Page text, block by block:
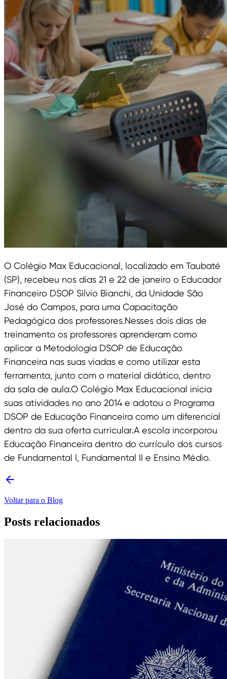
O Colégio Max Educacional, localizado em Taubaté
(SP), recebeu nos dias 21 e 22 de janeiro o Educador
Financeiro DSOP Silvio Bianchi, da Unidade São
José do Campos, para uma Capacitação
Pedagógica dos professores.Nesses dois dias de
treinamento os professores aprenderam como
aplicar a Metodologia DSOP de Educação
Financeira nas suas viadas e como utilizar esta
ferramenta, junto com o material didático, dentro
da sala de aula.O Colégio Max Educacional inicia
suas atividades no ano 2014 e adotou o Programa
DSOP de Educação Financeira como um diferencial
dentro da sua oferta curricular.A escola incorporou
Educação Financeira dentro do currículo dos cursos
de Fundamental I, Fundamental II e Ensino Médio.
Voltar para o Blog
Posts relacionados